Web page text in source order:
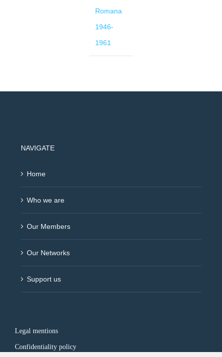
Romana
1946-
1961
NAVIGATE
Home
Who we are
Our Members
Our Networks
Support us
Legal mentions
Confidentiality policy